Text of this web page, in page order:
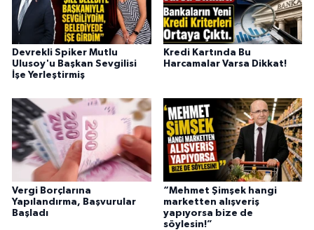
Devrekli Spiker Mutlu
Ulusoy'u Başkan Sevgilisi
İşe Yerleştirmiş
Kredi Kartında Bu
Harcamalar Varsa Dikkat!
Vergi Borçlarına
Yapılandırma, Başvurular
Başladı
“Mehmet Şimşek hangi
marketten alışveriş
yapıyorsa bize de
söylesin!”